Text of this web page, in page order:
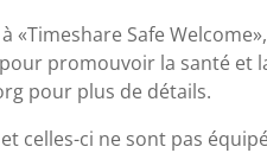
«Timeshare Safe
promouvoir la santé et
pour plus de détails.
celles-ci ne sont pas